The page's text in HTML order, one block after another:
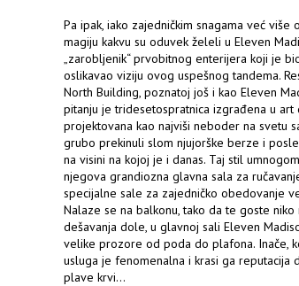
Pa ipak, iako zajedničkim snagama već
magiju kakvu su oduvek želeli u Eleven
„zarobljenik“ prvobitnog enterijera koji je
oslikavao viziju ovog uspešnog tandema.
North Building, poznatoj još i kao Eleven
pitanju je tridesetospratnica izgrađena u
projektovana kao najviši neboder na svetu
grubo prekinuli slom njujorške berze i
na visini na kojoj je i danas. Taj stil
njegova grandiozna glavna sala za
specijalne sale za zajedničko obedovanje
Nalaze se na balkonu, tako da te goste
dešavanja dole, u glavnoj sali Eleven
velike prozore od poda do plafona. Inače,
usluga je fenomenalna i krasi ga reputacija
plave krvi...